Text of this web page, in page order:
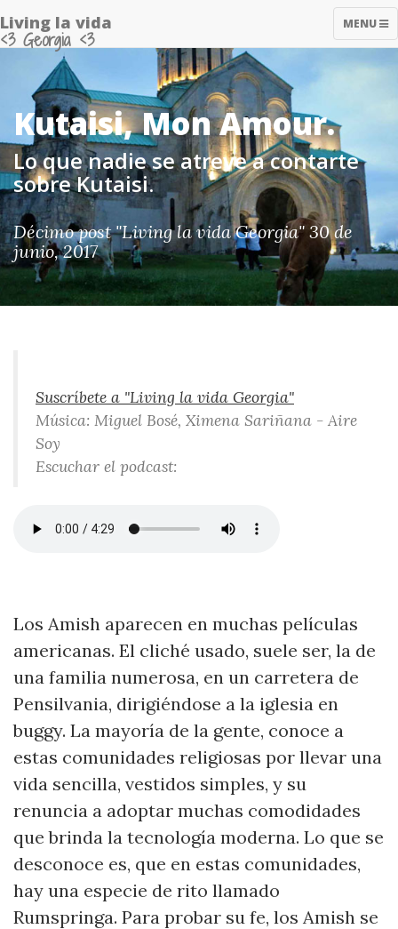
TOGGLE
MENU
Living la vida
<3 Georgia <3
Kutaisi, Mon Amour.
Lo que nadie se atreve a contarte
sobre Kutaisi.
Décimo post"Living la vida Georgia"30 de
junio, 2017
Suscríbete a "Living la vida Georgia"
Música: Miguel Bosé, Ximena Sariñana - Aire
Soy
Escuchar el podcast:
Los Amish aparecen en muchas películas
americanas. El cliché usado, suele ser, la de
una familia numerosa, en un carretera de
Pensilvania, dirigiéndose a la iglesia en
buggy. La mayoría de la gente, conoce a
estas comunidades religiosas por llevar una
vida sencilla, vestidos simples, y su
renuncia a adoptar muchas comodidades
que brinda la tecnología moderna. Lo que se
desconoce es, que en estas comunidades,
hay una especie de rito llamado
Rumspringa. Para probar su fe, los Amish se